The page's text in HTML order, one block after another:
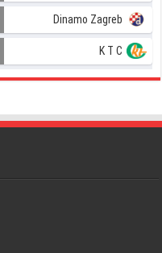
Dinamo Zagreb
K T C